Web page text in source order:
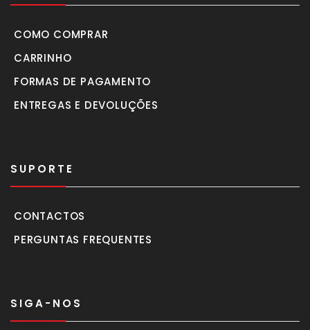
COMO COMPRAR
CARRINHO
FORMAS DE PAGAMENTO
ENTREGAS E DEVOLUÇÕES
SUPORTE
CONTACTOS
PERGUNTAS FREQUENTES
SIGA-NOS